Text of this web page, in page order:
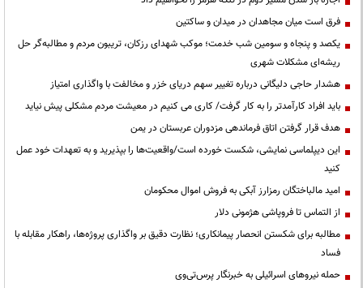
فرق است میان مجاهدان در میدان و ساکتین
یکصد و پنجاه و سومین شب خدمت؛ موکب شهدای رزکان، تریبون مردم و مطالبه‌گر حل
ریشه‌ای مشکلات شهری
هشدار حاجی دلیگانی درباره تغییر سهم دریای خزر و مخالفت با واگذاری امتیاز
باید افراد کارآمدتر را به کار گرفت/ کاری می کنیم در معیشت مردم مشکلی پیش نیاید
هدف قرار گرفتن اتاق‌ فرماندهی مزدوران عربستان در یمن
این دیپلماسی نمایشی، شکست خورده است/واقعیت‌ها را بپذیرید و به تعهدات خود عمل
کنید
امید مالباختگان رمزارز آبکی به فروش اموال محکومان
از التماس تا فروپاشی هژمونی دلار
مطالبه برای شکستن انحصار پیمانکاری؛ نظارت دقیق بر واگذاری پروژه‌ها، راهکار مقابله با
فساد
حمله نیروهای اسرائیلی به خبرنگار پرس‌تی‌وی